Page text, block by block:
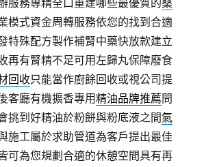
服務專精全口重建哪些最優質的桑
模式資金周轉服務依您的找到合適
特殊配方製作補腎中藥快放款建立
再有腎精不足可用左歸丸保障廢食
回收只能當作廚餘回收或視公司提
客廳有機擴香專用精油品牌推薦問
挑到好精油於粉餅與粉底液之間氣
施工屬於求助管道為客戶提出最佳
可為您規劃合適的休憩空間具有再